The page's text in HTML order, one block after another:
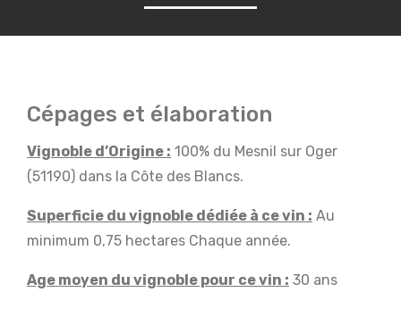
Cépages et élaboration
Vignoble d’Origine : 100% du Mesnil sur Oger
(51190) dans la Côte des Blancs.
Superficie du vignoble dédiée à ce vin : Au
minimum 0,75 hectares Chaque année.
Age moyen du vignoble pour ce vin : 30 ans